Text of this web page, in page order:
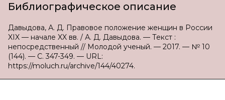
Библиографическое описание
Давыдова, А. Д. Правовое положение женщин в России
XIX — начале XX вв. / А. Д. Давыдова. — Текст :
непосредственный // Молодой ученый. — 2017. — № 10
(144). — С. 347-349. — URL:
https://moluch.ru/archive/144/40274.